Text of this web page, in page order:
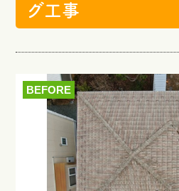
グ工事
BEFORE